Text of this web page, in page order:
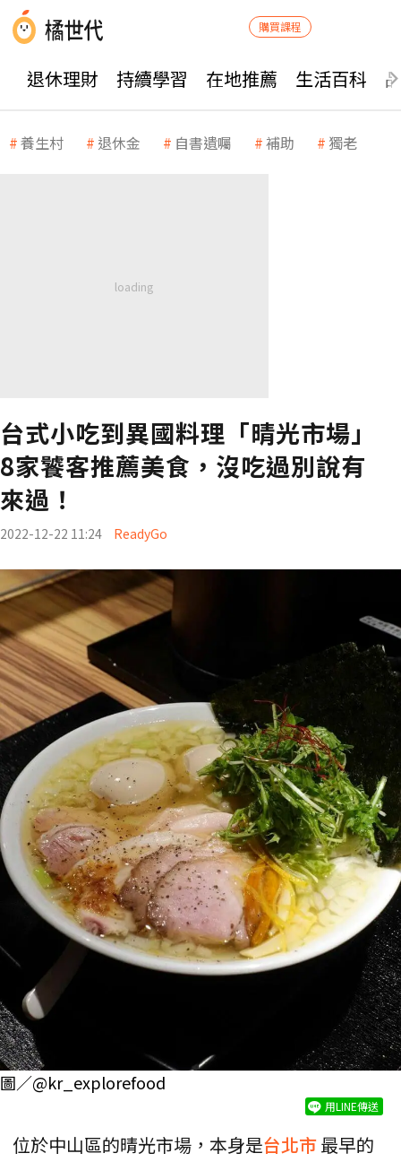
購買課程
退休理財 持續學習 在地推薦 生活百科
養生村 退休金 自書遺囑 補助 獨老
台式小吃到異國料理「晴光市場」
8家饕客推薦美食，沒吃過別說有
來過！
2022-12-22 11:24 ReadyGo
圖／@kr_explorefood
用LINE傳送
位於中山區的晴光市場，本身是台北市最早的